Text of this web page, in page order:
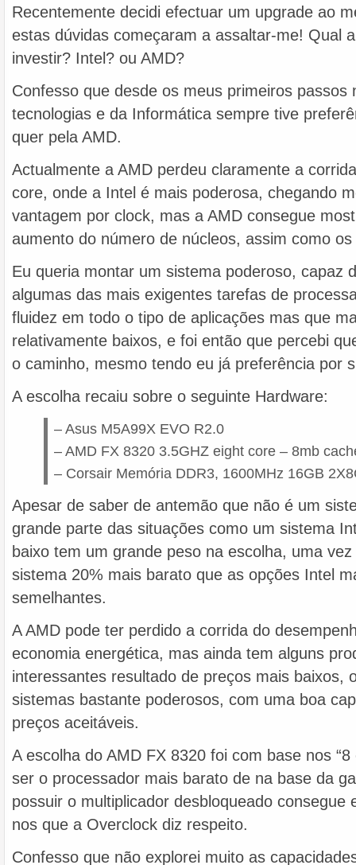
Recentemente decidi efectuar um upgrade ao
estas dúvidas começaram a assaltar-me! Qual
investir? Intel? ou AMD?
Confesso que desde os meus primeiros passos
tecnologias e da Informática sempre tive
quer pela AMD.
Actualmente a AMD perdeu claramente a
core, onde a Intel é mais poderosa, chegando
vantagem por clock, mas a AMD consegue
aumento do número de núcleos, assim como
Eu queria montar um sistema poderoso, capaz
algumas das mais exigentes tarefas de
fluidez em todo o tipo de aplicações mas que
relativamente baixos, e foi então que percebi
o caminho, mesmo tendo eu já preferência por
A escolha recaiu sobre o seguinte Hardware:
– Asus M5A99X EVO R2.0
– AMD FX 8320 3.5GHZ eight core – 8mb
– Corsair Memória DDR3, 1600MHz 16GB
Apesar de saber de antemão que não é um
grande parte das situações como um sistema
baixo tem um grande peso na escolha, uma
sistema 20% mais barato que as opções Intel
semelhantes.
A AMD pode ter perdido a corrida do
economia energética, mas ainda tem alguns
interessantes resultado de preços mais baixos,
sistemas bastante poderosos, com uma boa
preços aceitáveis.
A escolha do AMD FX 8320 foi com base nos
ser o processador mais barato de na base da
possuir o multiplicador desbloqueado consegue
nos que a Overclock diz respeito.
Confesso que não explorei muito as